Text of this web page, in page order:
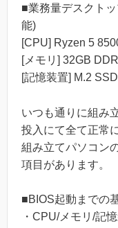
■業務量デスクト
能)
[CPU] Ryzen 5
[メモリ] 32GB
[記憶装置] M.2
いつも通りに組み
投入にて全て正常
組み立てパソコン
項目があります。
■BIOS起動までの
・CPU/メモリ/記